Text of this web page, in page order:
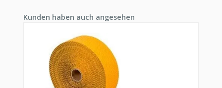
Produktgalerie überspringen
Kunden haben auch angesehen